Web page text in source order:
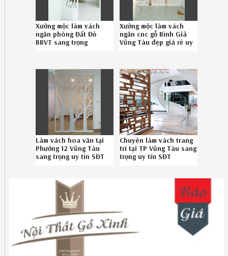
Xưởng mộc làm vách
ngăn phòng Đất Đỏ
BRVT sang trọng
Xưởng mộc làm vách
ngăn cnc gỗ Bình Giã
Vũng Tàu đẹp giá rẻ uy
Làm vách hoa văn tại
Phường 12 Vũng Tàu
sang trọng uy tín SĐT
Chuyên làm vách trang
trí tại TP Vũng Tàu sang
trọng uy tín SĐT